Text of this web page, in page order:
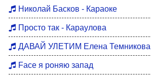
Николай Басков - Караоке
Просто так - Караулова
ДАВАЙ УЛЕТИМ Елена Темникова
Face я роняю запад